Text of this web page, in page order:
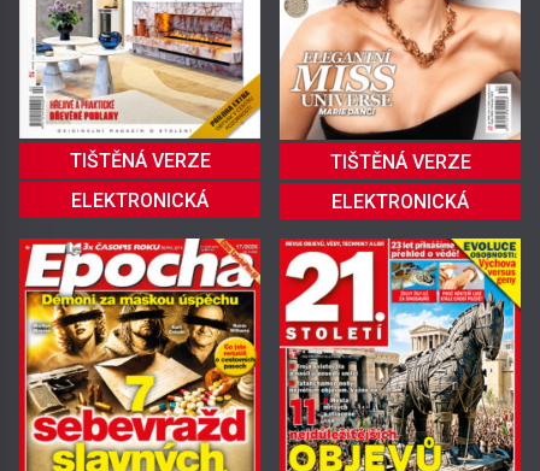
TIŠTĚNÁ VERZE
ELEKTRONICKÁ
TIŠTĚNÁ VERZE
ELEKTRONICKÁ